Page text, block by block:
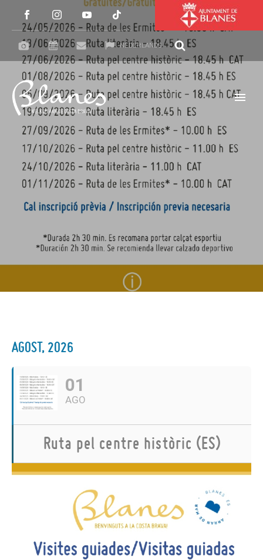
NEDERLANDS
AGOST, 2026
01
AGO
Ruta pel centre històric (ES)